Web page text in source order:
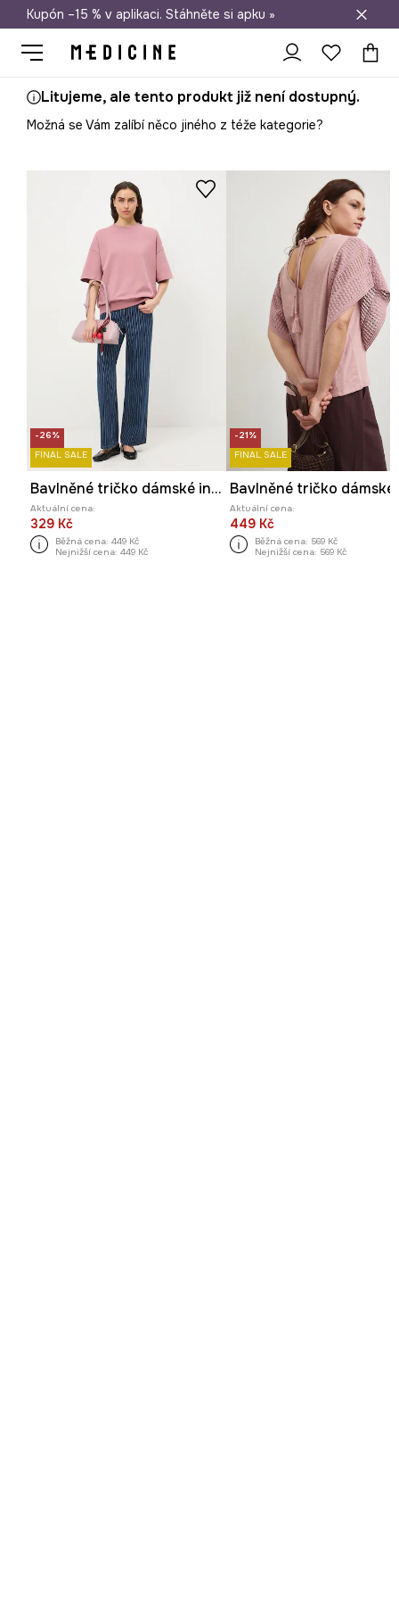
Doprava zdarma při nákupu nad 1 200 Kč
Kupón –15 % v aplikaci. Stáhněte si apku »
Litujeme, ale tento produkt již není dostupný.
Možná se Vám zalíbí něco jiného z téže kategorie?
-26%
FINAL SALE
Bavlněné tričko dámské interlock bez vzoru
Aktuální cena:
329 Kč
Běžná cena: 449 Kč
Nejnižší cena: 449 Kč
-21%
FINAL SALE
Aktuální cena:
449 Kč
Běžná cena: 569 Kč
Nejnižší cena: 569 Kč